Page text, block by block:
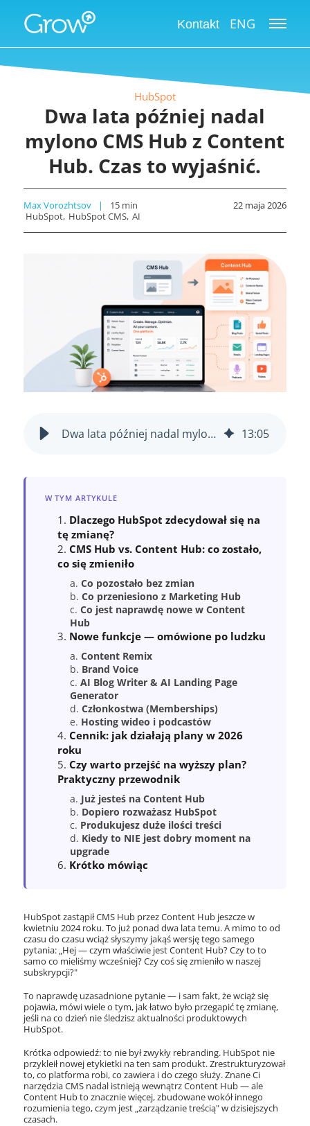
Kontakt ENG
HubSpot
Dwa lata później nadal
mylono CMS Hub z Content
Hub. Czas to wyjaśnić.
Max Vorozhtsov 15min
22 maja 2026
HubSpot HubSpot CMS AI
Dwa lata później nadal mylono CMS Hub z Content Hub. Czas to wyjaśnić. 13:05
W TYM ARTYKULE
Dlaczego HubSpot zdecydował się na
tę zmianę?
CMS Hub vs. Content Hub: co zostało,
co się zmieniło
Co pozostało bez zmian
Co przeniesiono z Marketing Hub
Co jest naprawdę nowe w Content
Hub
Nowe funkcje — omówione po ludzku
Content Remix
Brand Voice
AI Blog Writer & AI Landing Page
Generator
Członkostwa (Memberships)
Hosting wideo i podcastów
Cennik: jak działają plany w 2026
roku
Czy warto przejść na wyższy plan?
Praktyczny przewodnik
Już jesteś na Content Hub
Dopiero rozważasz HubSpot
Produkujesz duże ilości treści
Kiedy to NIE jest dobry moment na
upgrade
Krótko mówiąc
HubSpot zastąpił CMS Hub przez Content Hub jeszcze w
kwietniu 2024 roku. To już ponad dwa lata temu. A mimo to od
czasu do czasu wciąż słyszymy jakąś wersję tego samego
pytania: „Hej — czym właściwie jest Content Hub? Czy to to
samo co mieliśmy wcześniej? Czy coś się zmieniło w naszej
subskrypcji?"
To naprawdę uzasadnione pytanie — i sam fakt, że wciąż się
pojawia, mówi wiele o tym, jak łatwo było przegapić tę zmianę,
jeśli na co dzień nie śledzisz aktualności produktowych
HubSpot.
Krótka odpowiedź: to nie był zwykły rebranding. HubSpot nie
przykleił nowej etykietki na ten sam produkt. Zrestrukturyzował
to, co platforma robi, co zawiera i do czego służy. Znane Ci
narzędzia CMS nadal istnieją wewnątrz Content Hub — ale
Content Hub to znacznie więcej, zbudowane wokół innego
rozumienia tego, czym jest „zarządzanie treścią" w dzisiejszych
czasach.